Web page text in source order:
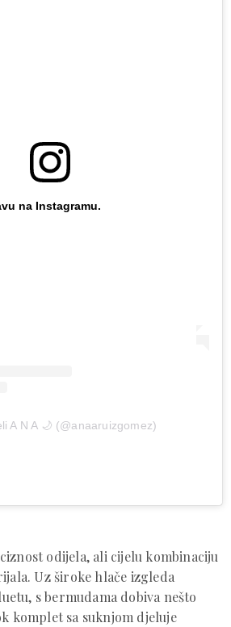
na Instagramu.
A N A 🌙 (@anaaruizgomez)
odijela, ali cijelu kombinaciju
Uz široke hlače izgleda
s bermudama dobiva nešto
komplet sa suknjom djeluje